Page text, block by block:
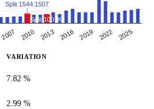
2007 2010 2013 2016 2019 2022 2025
Split 1544:1507
Split 100:99
VARIATION
7.82 %
2.99 %